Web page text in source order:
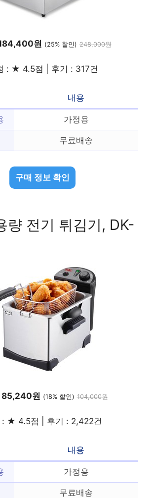
원 (25% 할인) 248,000원
: ★ 4.5점 | 후기 : 317건
내용
가정용
무료배송
구매 정보 확인
량 전기 튀김기, DK-
85,240원 (18% 할인) 104,000원
: ★ 4.5점 | 후기 : 2,422건
내용
가정용
무료배송